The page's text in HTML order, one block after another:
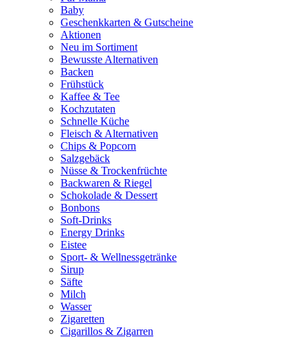
Baby
Geschenkkarten & Gutscheine
Aktionen
Neu im Sortiment
Bewusste Alternativen
Backen
Frühstück
Kaffee & Tee
Kochzutaten
Schnelle Küche
Fleisch & Alternativen
Chips & Popcorn
Salzgebäck
Nüsse & Trockenfrüchte
Backwaren & Riegel
Schokolade & Dessert
Bonbons
Soft-Drinks
Energy Drinks
Eistee
Sport- & Wellnessgetränke
Sirup
Säfte
Milch
Wasser
Zigaretten
Cigarillos & Zigarren